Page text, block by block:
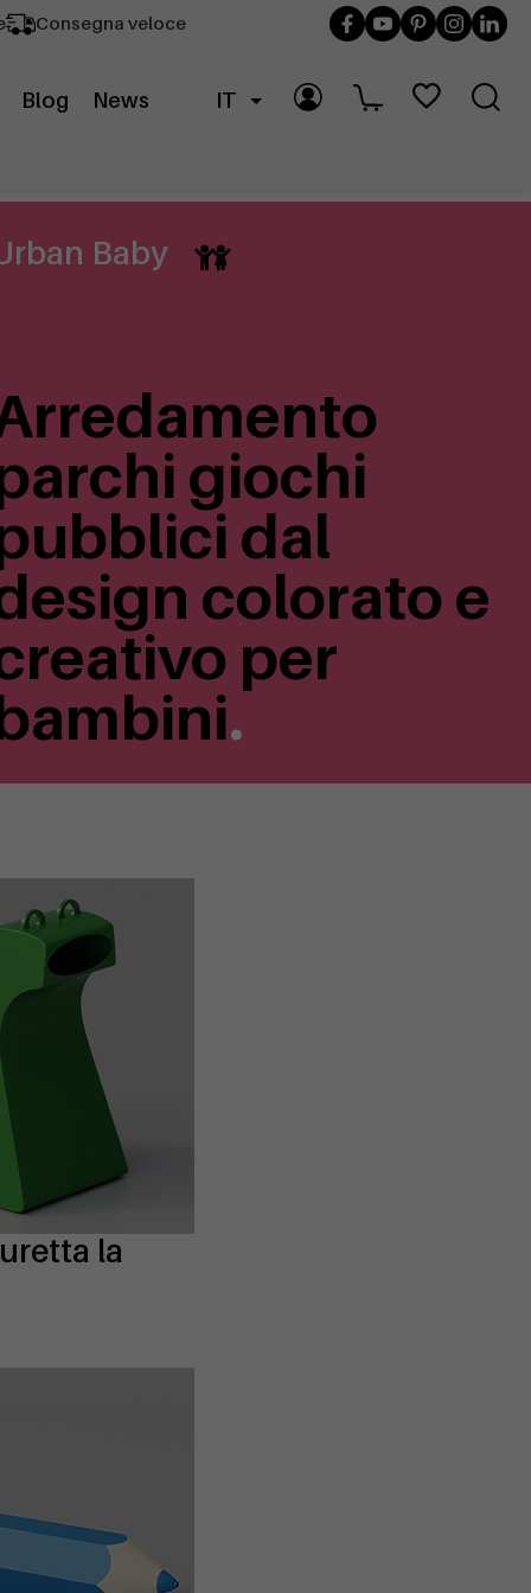
Consegna veloce
Blog News IT
Baby
giochi
dal
colorato e
per
.
la